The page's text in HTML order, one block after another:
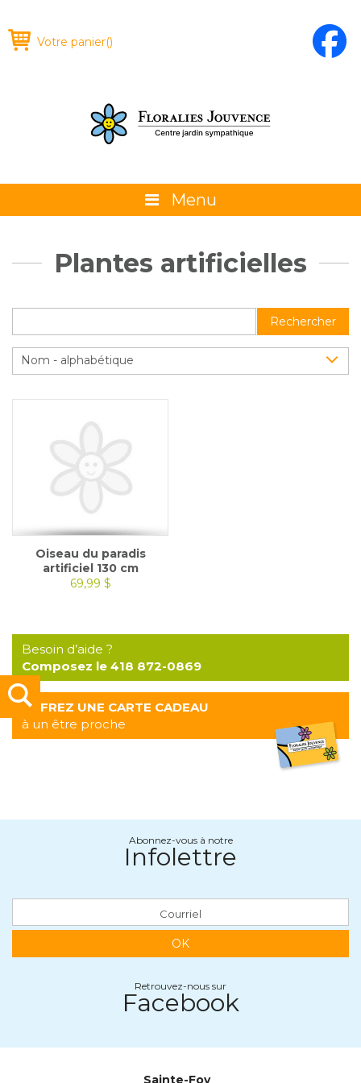
Votre panier()
Menu
La boutique
Conseils
Calendrier horticole
Service à la clientèle
Plantes artificielles
Rechercher
Nom - alphabétique
Oiseau du paradis
artificiel 130 cm
69,99 $
Besoin d’aide ?
Composez le 418 872-0869
OFFREZ UNE CARTE CADEAU
à un être proche
Abonnez-vous à notre
Infolettre
OK
Retrouvez-nous sur
Facebook
Sainte-Foy